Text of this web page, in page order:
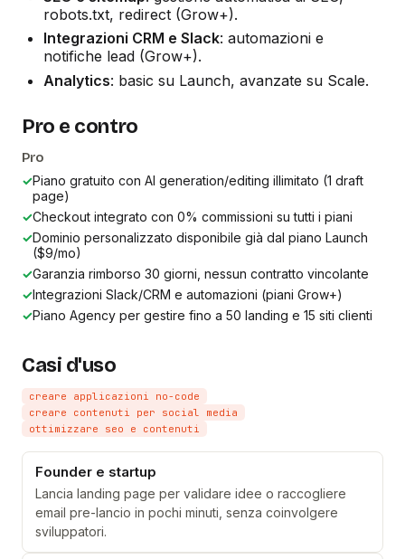
robots.txt, redirect (Grow+).
Integrazioni CRM e Slack: automazioni e
notifiche lead (Grow+).
Analytics: basic su Launch, avanzate su Scale.
Pro e contro
Pro
✓Piano gratuito con AI generation/editing illimitato (1 draft
page)
✓Checkout integrato con 0% commissioni su tutti i piani
✓Dominio personalizzato disponibile già dal piano Launch
($9/mo)
✓Garanzia rimborso 30 giorni, nessun contratto vincolante
✓Integrazioni Slack/CRM e automazioni (piani Grow+)
✓Piano Agency per gestire fino a 50 landing e 15 siti clienti
Casi d'uso
creare applicazioni no-code
creare contenuti per social media
ottimizzare seo e contenuti
Founder e startup
Lancia landing page per validare idee o raccogliere
email pre-lancio in pochi minuti, senza coinvolgere
sviluppatori.